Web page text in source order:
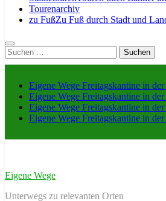
Tourenarchiv
zu FußZu Fuß durch Stadt und
Suche
nach:
Eigene Wege Freitagskantine in
Eigene Wege Freitagskantine in
Eigene Wege Freitagskantine in
Eigene Wege Freitagskantine in
Eigene Wege
Unterwegs zu relevanten Orten